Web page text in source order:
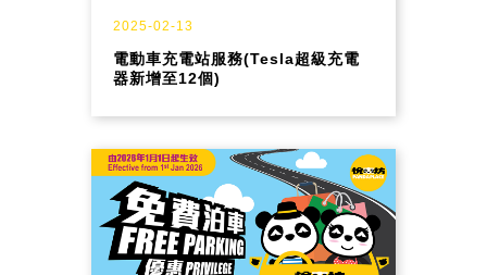
2025-02-13
電動車充電站服務(Tesla超級充電
器新增至12個)